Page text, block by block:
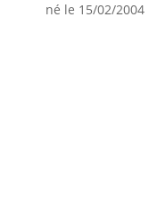
né le 15/02/2004